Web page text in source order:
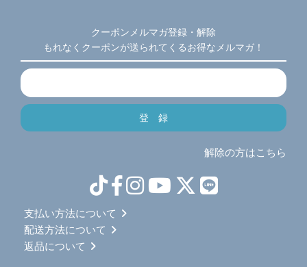
クーポンメルマガ登録・解除
もれなくクーポンが送られてくるお得なメルマガ！
解除の方はこちら
支払い方法について
配送方法について
返品について